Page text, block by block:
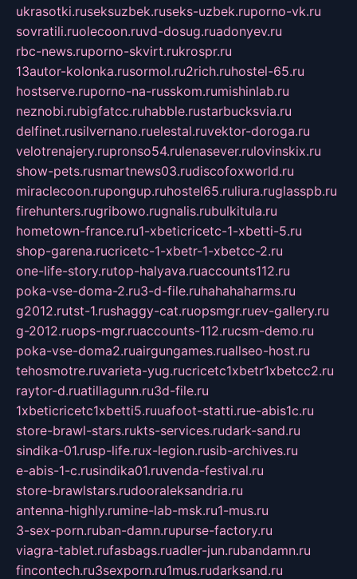
ukrasotki.ruseksuzbek.ruseks-uzbek.ruporno-vk.ru
sovratili.ruolecoon.ruvd-dosug.ruadonyev.ru
rbc-news.ruporno-skvirt.rukrospr.ru
13autor-kolonka.rusormol.ru2rich.ruhostel-65.ru
hostserve.ruporno-na-russkom.rumishinlab.ru
neznobi.rubigfatcc.ruhabble.rustarbucksvia.ru
delfinet.rusilvernano.ruelestal.ruvektor-doroga.ru
velotrenajery.rupronso54.rulenasever.rulovinskix.ru
show-pets.rusmartnews03.rudiscofoxworld.ru
miraclecoon.rupongup.ruhostel65.ruliura.ruglasspb.ru
firehunters.rugribowo.rugnalis.rubulkitula.ru
hometown-france.ru1-xbeticricetc-1-xbetti-5.ru
shop-garena.rucricetc-1-xbetr-1-xbetcc-2.ru
one-life-story.rutop-halyava.ruaccounts112.ru
poka-vse-doma-2.ru3-d-file.ruhahahaharms.ru
g2012.rutst-1.rushaggy-cat.ruopsmgr.ruev-gallery.ru
g-2012.ruops-mgr.ruaccounts-112.rucsm-demo.ru
poka-vse-doma2.ruairgungames.ruallseo-host.ru
tehosmotre.ruvarieta-yug.rucricetc1xbetr1xbetcc2.ru
raytor-d.ruatillagunn.ru3d-file.ru
1xbeticricetc1xbetti5.ruuafoot-statti.rue-abis1c.ru
store-brawl-stars.rukts-services.rudark-sand.ru
sindika-01.rusp-life.rux-legion.rusib-archives.ru
e-abis-1-c.rusindika01.ruvenda-festival.ru
store-brawlstars.rudooraleksandria.ru
antenna-highly.rumine-lab-msk.ru1-mus.ru
3-sex-porn.ruban-damn.rupurse-factory.ru
viagra-tablet.rufasbags.ruadler-jun.rubandamn.ru
fincontech.ru3sexporn.ru1mus.rudarksand.ru